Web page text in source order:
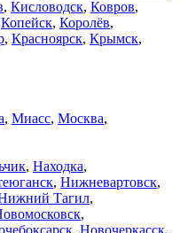
, Кисловодск, Ковров,
Копейск, Королёв,
, Красноярск, Крымск,
, Миасс, Москва,
, Находка,
, Нижневартовск,
Тагил,
,